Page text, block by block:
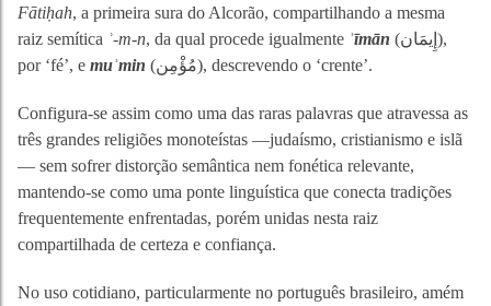
Fātiḥah, a primeira sura do Alcorão, compartilhando a mesma
raiz semítica ʾ-m-n, da qual procede igualmente ʾīmān (إِيمَان),
por ‘fé’, e muʾmin (مُؤْمِن), descrevendo o ‘crente’.
Configura-se assim como uma das raras palavras que atravessa as
três grandes religiões monoteístas —judaísmo, cristianismo e islã
— sem sofrer distorção semântica nem fonética relevante,
mantendo-se como uma ponte linguística que conecta tradições
frequentemente enfrentadas, porém unidas nesta raiz
compartilhada de certeza e confiança.
No uso cotidiano, particularmente no português brasileiro, amém